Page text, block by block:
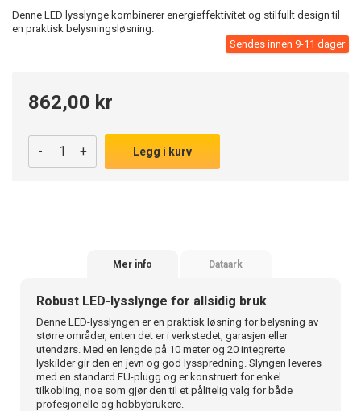
Denne LED lysslynge kombinerer energieffektivitet og stilfullt design til
en praktisk belysningsløsning.
Sendes innen 9-11 dager
862,00 kr
- + Legg i kurv
Mer info Dataark
Robust LED-lysslynge for allsidig bruk
Denne LED-lysslyngen er en praktisk løsning for belysning av
større områder, enten det er i verkstedet, garasjen eller
utendørs. Med en lengde på 10 meter og 20 integrerte
lyskilder gir den en jevn og god lysspredning. Slyngen leveres
med en standard EU-plugg og er konstruert for enkel
tilkobling, noe som gjør den til et pålitelig valg for både
profesjonelle og hobbybrukere.